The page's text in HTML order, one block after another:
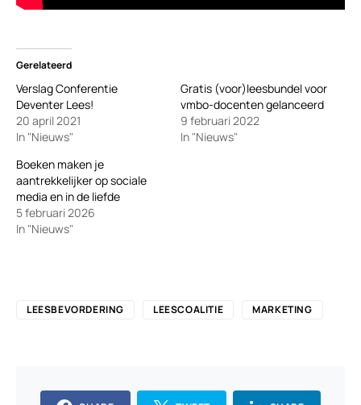
Gerelateerd
Verslag Conferentie
Deventer Lees!
20 april 2021
In "Nieuws"
Gratis (voor)leesbundel voor
vmbo-docenten gelanceerd
9 februari 2022
In "Nieuws"
Boeken maken je
aantrekkelijker op sociale
media en in de liefde
5 februari 2026
In "Nieuws"
LEESBEVORDERING LEESCOALITIE MARKETING